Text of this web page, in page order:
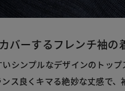
バーするフレンチ袖の
シンプルなデザインのトッ
ス良くキマる絶妙な丈感で